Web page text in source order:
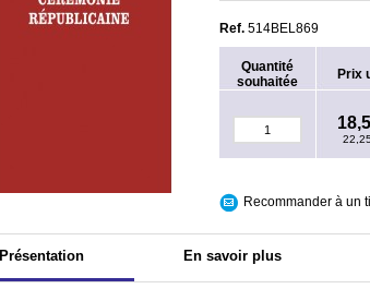
Ref. 514BEL869
Quantité
souhaitée
Prix
Recommander à un
Présentation En savoir plus